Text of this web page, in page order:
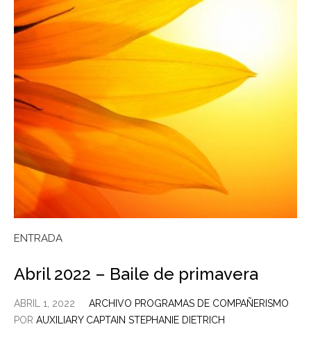
ENTRADA
Abril 2022 – Baile de primavera
ABRIL 1, 2022
ARCHIVO PROGRAMAS DE COMPAÑERISMO
POR AUXILIARY CAPTAIN STEPHANIE DIETRICH